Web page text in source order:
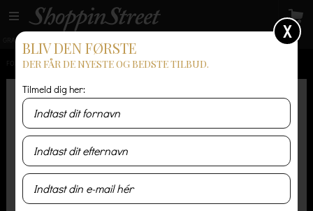
GRATIS LEVERING
FORSIDE / HERRE / T-SHIRT OG POLO / AMERICAN VINTAGE JACKSONVILLE T-SHIRT - ARMY
X
BLIV DEN FØRSTE
DER FÅR DE NYESTE OG BEDSTE TILBUD.
Tilmeld dig her: